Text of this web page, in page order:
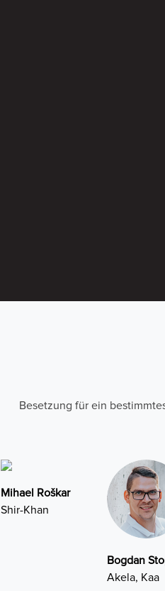
Besetzung für ein
Mihael Roškar
Shir-Khan
Bogdan
Akela, Kaa